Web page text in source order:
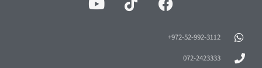
972-52-992-3112⁩+
072-2423333